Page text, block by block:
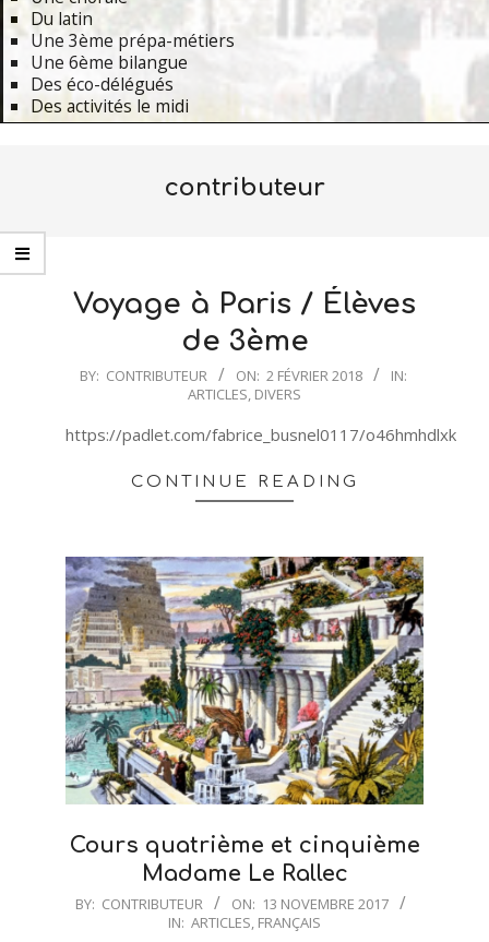
Du latin
Une 3ème prépa-métiers
Une 6ème bilangue
Des éco-délégués
Des activités le midi
contributeur
Voyage à Paris / Élèves
de 3ème
2018-
02
BY: CONTRIBUTEUR ON: 2 FÉVRIER 2018
IN:
ARTICLES, DIVERS
https://padlet.com/fabrice_busnel0117/o46hmhdlxk28
CONTINUE READING
Cours quatrième et cinquième
Madame Le Rallec
2017-
BY: CONTRIBUTEUR ON: 13 NOVEMBRE 2017
IN: ARTICLES, FRANÇAIS